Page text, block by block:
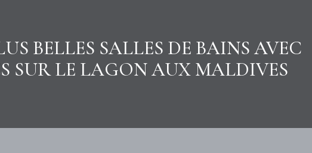
BELLES SALLES DE BAINS AVEC
SUR LE LAGON AUX MALDIVES